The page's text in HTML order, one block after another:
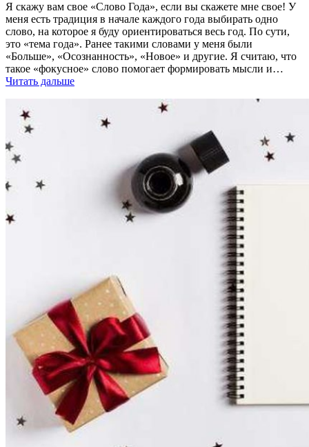
Я скажу вам свое «Слово Года», если вы скажете мне свое! У
меня есть традиция в начале каждого года выбирать одно
слово, на которое я буду ориентироваться весь год. По сути,
это «тема года». Ранее такими словами у меня были
«Больше», «Осознанность», «Новое» и другие. Я считаю, что
такое «фокусное» слово помогает формировать мысли и…
Читать дальше